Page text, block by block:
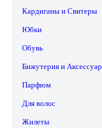
Кардиганы и Свитеры
Юбки
Обувь
Бижутерия и
Парфюм
Для волос
Жилеты